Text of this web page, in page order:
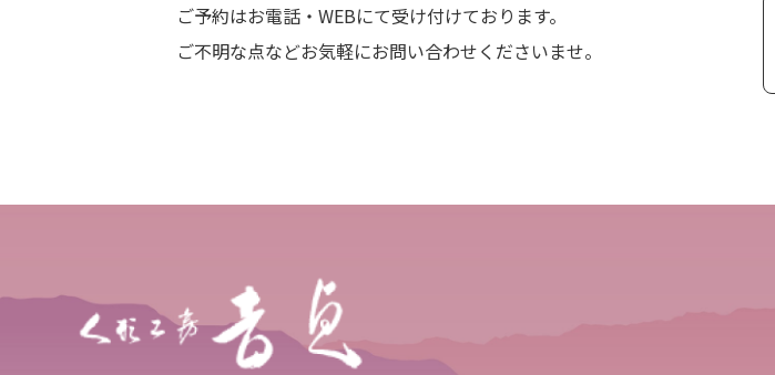
ご予約はお電話・WEBにて受け付けております。
ご不明な点などお気軽にお問い合わせくださいませ。